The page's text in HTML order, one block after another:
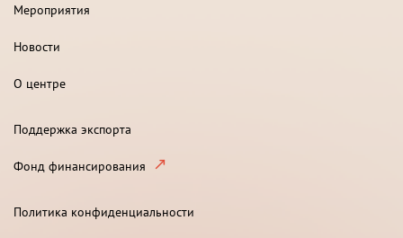
Мероприятия
Новости
О центре
Поддержка экспорта
Фонд финансирования
Политика конфиденциальности